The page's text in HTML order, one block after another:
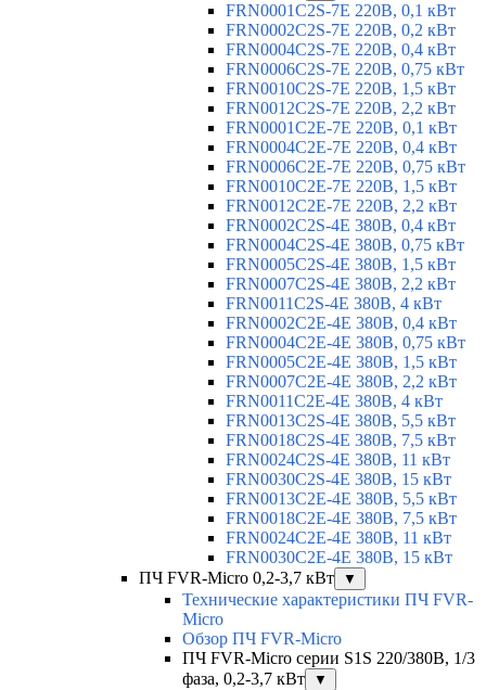
FRN0001C2S-7E 220В, 0,1 кВт
FRN0002C2S-7E 220В, 0,2 кВт
FRN0004C2S-7E 220В, 0,4 кВт
FRN0006C2S-7E 220В, 0,75 кВт
FRN0010C2S-7E 220В, 1,5 кВт
FRN0012C2S-7E 220В, 2,2 кВт
FRN0001C2E-7E 220В, 0,1 кВт
FRN0004C2E-7E 220В, 0,4 кВт
FRN0006C2E-7E 220В, 0,75 кВт
FRN0010C2E-7E 220В, 1,5 кВт
FRN0012C2E-7E 220В, 2,2 кВт
FRN0002C2S-4E 380В, 0,4 кВт
FRN0004C2S-4E 380В, 0,75 кВт
FRN0005C2S-4E 380В, 1,5 кВт
FRN0007C2S-4E 380В, 2,2 кВт
FRN0011C2S-4E 380В, 4 кВт
FRN0002C2E-4E 380В, 0,4 кВт
FRN0004C2E-4E 380В, 0,75 кВт
FRN0005C2E-4E 380В, 1,5 кВт
FRN0007C2E-4E 380В, 2,2 кВт
FRN0011C2E-4E 380В, 4 кВт
FRN0013C2S-4E 380В, 5,5 кВт
FRN0018C2S-4E 380В, 7,5 кВт
FRN0024C2S-4E 380В, 11 кВт
FRN0030C2S-4E 380В, 15 кВт
FRN0013C2E-4E 380В, 5,5 кВт
FRN0018C2E-4E 380В, 7,5 кВт
FRN0024C2E-4E 380В, 11 кВт
FRN0030C2E-4E 380В, 15 кВт
ПЧ FVR-Micro 0,2-3,7 кВт
▼
Технические характеристики ПЧ FVR-
Micro
Обзор ПЧ FVR-Micro
ПЧ FVR-Micro серии S1S 220/380В, 1/3
фаза, 0,2-3,7 кВт
▼